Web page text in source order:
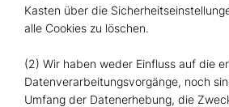
Kasten über die
alle Cookies zu löschen.
(2) Wir haben weder Einfluss auf die
Datenverarbeitungsvorgänge, noch
Umfang der Datenerhebung, die